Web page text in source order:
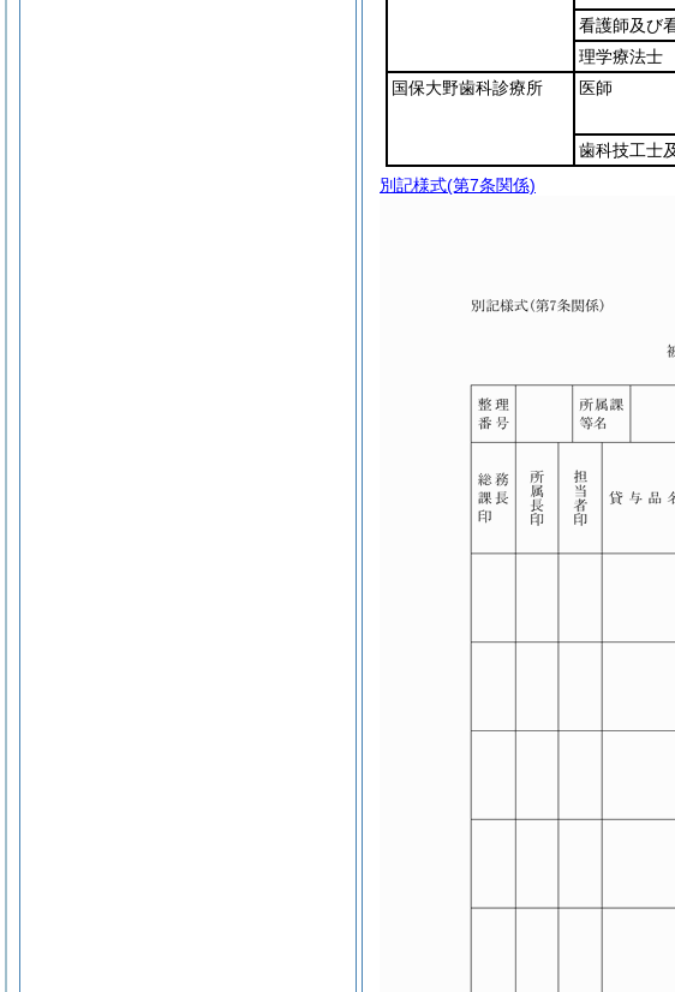
看護師及び
理学療法士
国保大野歯科診療所
医師
歯科技工士
別記様式(第7条関係)